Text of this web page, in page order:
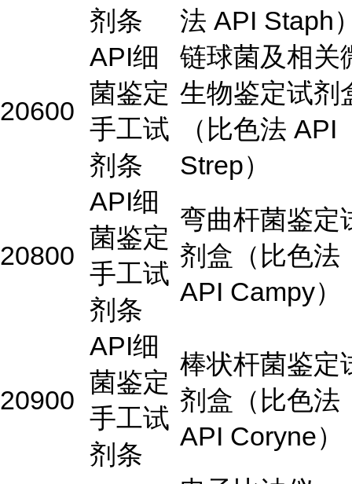
剂条
法 API Staph
20600
API细
菌鉴定
手工试
剂条
链球菌及相关
生物鉴定试剂
（比色法 API
Strep）
20800
API细
菌鉴定
手工试
剂条
弯曲杆菌鉴定
剂盒（比色法
API Campy）
20900
API细
菌鉴定
手工试
剂条
棒状杆菌鉴定
剂盒（比色法
API Coryne）